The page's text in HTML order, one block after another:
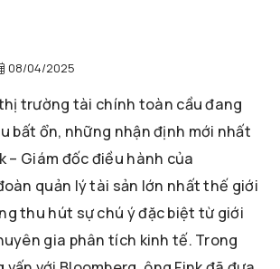
08/04/2025
trường tài chính toàn cầu đang
bất ổn, những nhận định mới nhất
– Giám đốc điều hành của
quản lý tài sản lớn nhất thế giới
thu hút sự chú ý đặc biệt từ giới
gia phân tích kinh tế. Trong